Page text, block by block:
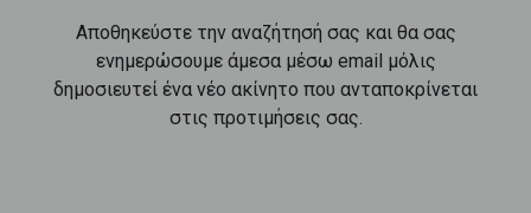
Αποθηκεύστε την αναζήτησή σας και θα σας
ενημερώσουμε άμεσα μέσω email μόλις
δημοσιευτεί ένα νέο ακίνητο που ανταποκρίνεται
στις προτιμήσεις σας.